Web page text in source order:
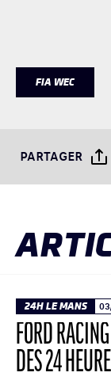
FIA WEC
PARTAGER
24H LE MANS
FORD
DES 24